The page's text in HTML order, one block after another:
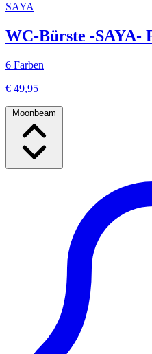
SAYA
WC-Bürste -SAYA-
6 Farben
€ 49,95
Moonbeam